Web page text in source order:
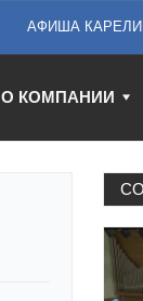
АФИША
О КОМПАНИИ